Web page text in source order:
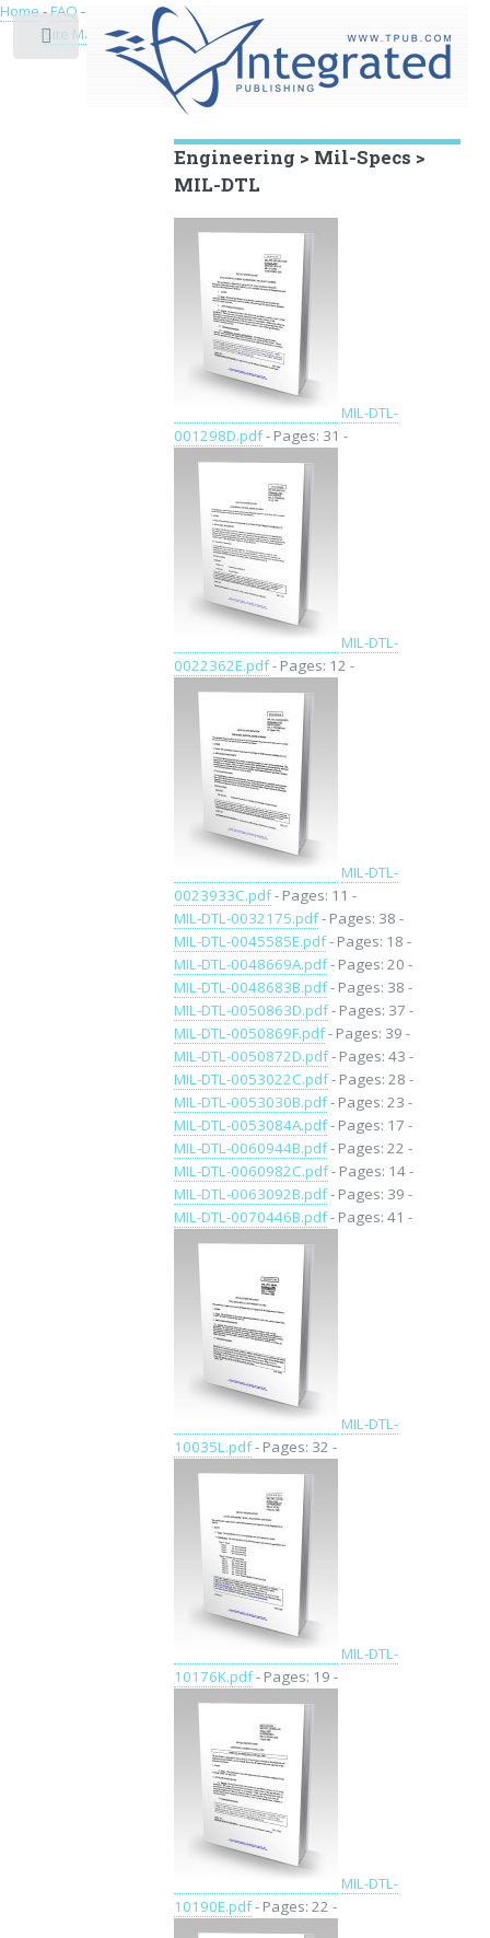
Educational Archive
Engineering > Mil-Specs >
MIL-DTL
MIL-DTL-
001298D.pdf- Pages: 31 -
MIL-DTL-
0022362E.pdf- Pages: 12 -
MIL-DTL-
0023933C.pdf- Pages: 11 -
MIL-DTL-0032175.pdf- Pages: 38 -
MIL-DTL-0045585E.pdf- Pages: 18 -
MIL-DTL-0048669A.pdf- Pages: 20 -
MIL-DTL-0048683B.pdf- Pages: 38 -
MIL-DTL-0050863D.pdf- Pages: 37 -
MIL-DTL-0050869F.pdf- Pages: 39 -
MIL-DTL-0050872D.pdf- Pages: 43 -
MIL-DTL-0053022C.pdf- Pages: 28 -
MIL-DTL-0053030B.pdf- Pages: 23 -
MIL-DTL-0053084A.pdf- Pages: 17 -
MIL-DTL-0060944B.pdf- Pages: 22 -
MIL-DTL-0060982C.pdf- Pages: 14 -
MIL-DTL-0063092B.pdf- Pages: 39 -
MIL-DTL-0070446B.pdf- Pages: 41 -
MIL-DTL-
10035L.pdf- Pages: 32 -
MIL-DTL-
10176K.pdf- Pages: 19 -
MIL-DTL-
10190E.pdf- Pages: 22 -
Toggle
Home-FAQ-
Site Map